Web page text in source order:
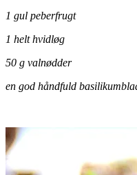
1 gul peberfrugt
1 helt hvidløg
50 g valnødder
en god håndfuld